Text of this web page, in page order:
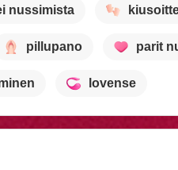
nussimista
pillupano parit
lovense